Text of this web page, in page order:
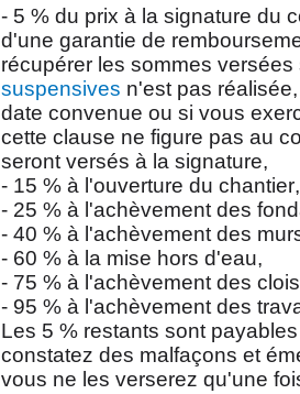
- 5 % du prix à la signature du
d'une garantie de
récupérer les sommes versées
suspensives n'est pas
date convenue ou si vous
cette clause ne figure pas au
seront versés à la signature,
- 15 % à l'ouverture du chantier,
- 25 % à l'achèvement des
- 40 % à l'achèvement des
- 60 % à la mise hors d'eau,
- 75 % à l'achèvement des
- 95 % à l'achèvement des
Les 5 % restants sont
constatez des malfaçons et
vous ne les verserez qu'une